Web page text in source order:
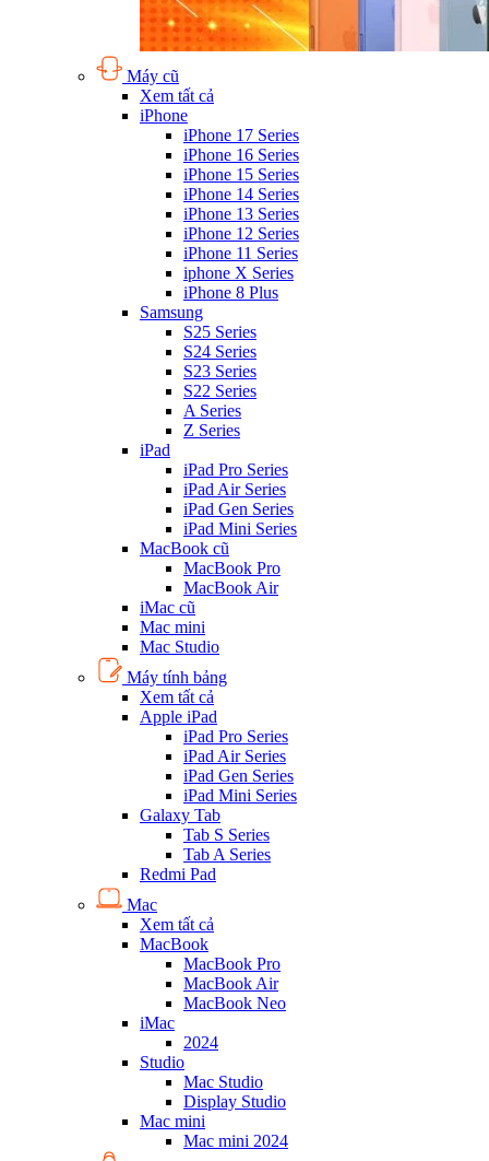
Máy cũ
Xem tất cả
iPhone
iPhone 17 Series
iPhone 16 Series
iPhone 15 Series
iPhone 14 Series
iPhone 13 Series
iPhone 12 Series
iPhone 11 Series
iphone X Series
iPhone 8 Plus
Samsung
S25 Series
S24 Series
S23 Series
S22 Series
A Series
Z Series
iPad
iPad Pro Series
iPad Air Series
iPad Gen Series
iPad Mini Series
MacBook cũ
MacBook Pro
MacBook Air
iMac cũ
Mac mini
Mac Studio
Máy tính bảng
Xem tất cả
Apple iPad
iPad Pro Series
iPad Air Series
iPad Gen Series
iPad Mini Series
Galaxy Tab
Tab S Series
Tab A Series
Redmi Pad
Mac
Xem tất cả
MacBook
MacBook Pro
MacBook Air
MacBook Neo
iMac
2024
Studio
Mac Studio
Display Studio
Mac mini
Mac mini 2024